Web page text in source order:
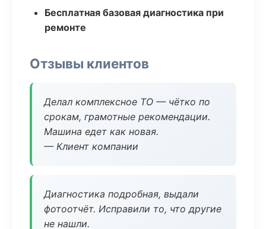
Бесплатная базовая диагностика при
ремонте
Отзывы клиентов
Делал комплексное ТО — чётко по
срокам, грамотные рекомендации.
Машина едет как новая.
— Клиент компании
Диагностика подробная, выдали
фотоотчёт. Исправили то, что другие
не нашли.